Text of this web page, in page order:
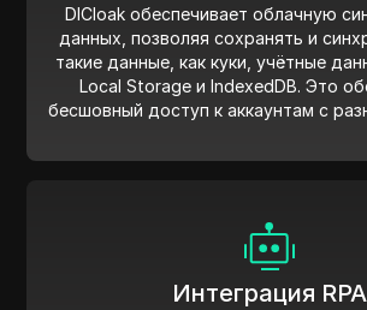
DICloak обеспечивает облачную
данных, позволяя сохранять и
такие данные, как куки, учётные
Local Storage и IndexedDB. Это
бесшовный доступ к аккаунтам с
Интеграция RPA